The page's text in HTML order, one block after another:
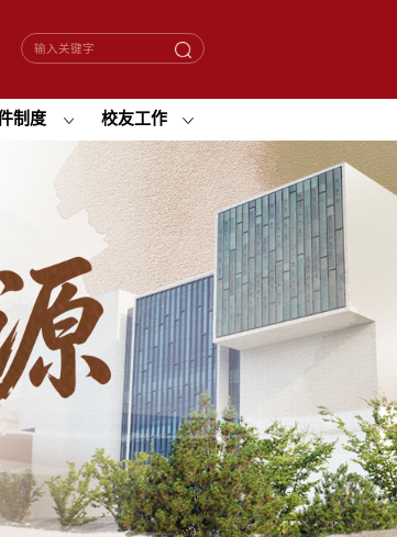
制度 校友工作